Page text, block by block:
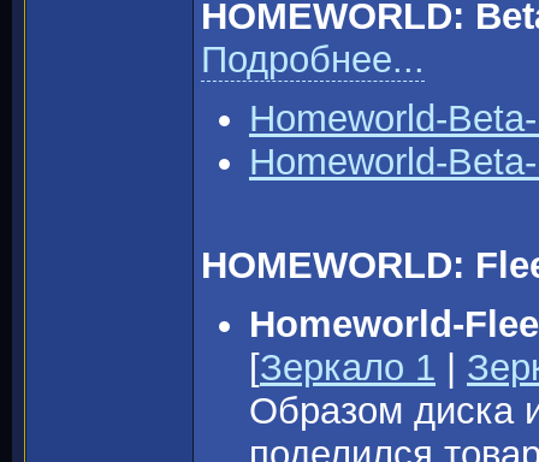
HOMEWORLD:
Подробнее...
Homeworld-
Homeworld-
HOMEWORLD:
Homeworld-
[Зеркало 1
Образом диска